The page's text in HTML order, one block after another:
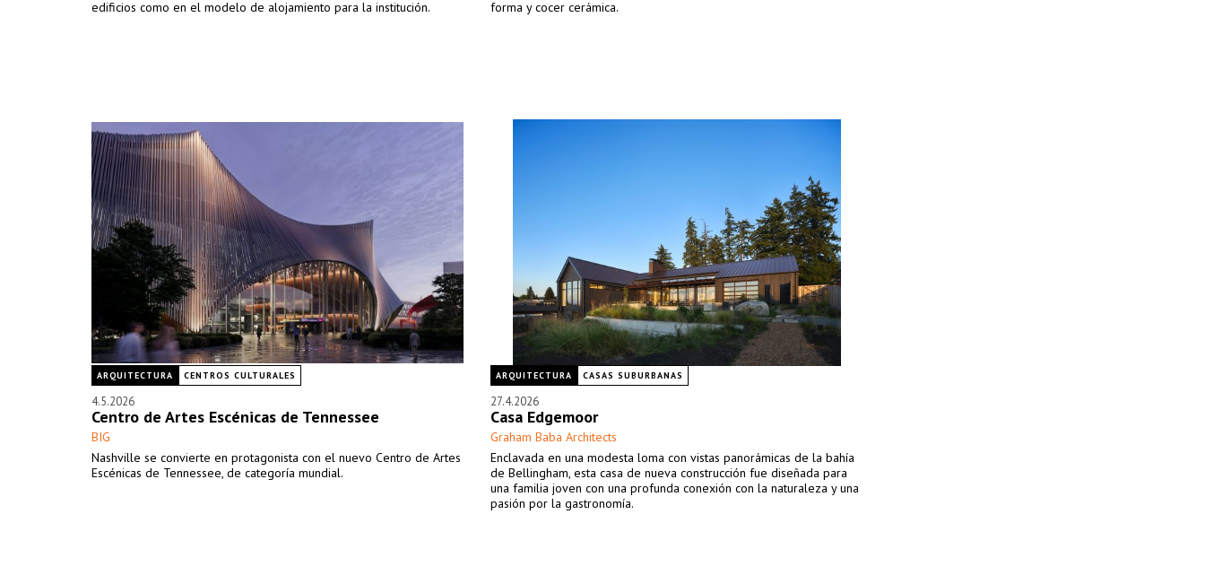
edificios como en el modelo de alojamiento para la institución.
forma y cocer cerámica.
ARQUITECTURA CENTROS CULTURALES
4.5.2026
Centro de Artes Escénicas de Tennessee
BIG
Nashville se convierte en protagonista con el nuevo Centro de Artes
Escénicas de Tennessee, de categoría mundial.
ARQUITECTURA CASAS SUBURBANAS
27.4.2026
Casa Edgemoor
Graham Baba Architects
Enclavada en una modesta loma con vistas panorámicas de la bahía
de Bellingham, esta casa de nueva construcción fue diseñada para
una familia joven con una profunda conexión con la naturaleza y una
pasión por la gastronomía.